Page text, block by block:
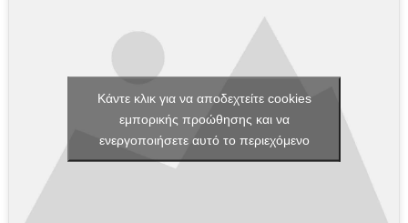
Κάντε κλικ για να αποδεχτείτε cookies
εμπορικής προώθησης και να
ενεργοποιήσετε αυτό το περιεχόμενο